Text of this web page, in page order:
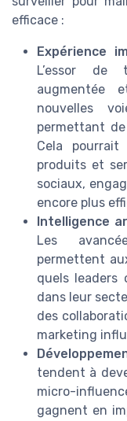
efficace :
Expérience
L’essor de
augmentée
nouvelles
permettant de
Cela
produits et
sociaux,
encore plus
Intelligence
Les
permettent
quels leaders
dans leur
des
marketing
tendent à
micro-
gagnent en